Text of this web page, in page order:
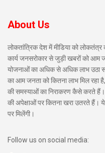
About Us
लोकतांत्रिक देश में मीडिया को लोकतंत्र
कार्य जनसरोकार से जुड़ी खबरों को आम
योजनाओं का अधिक से अधिक लाभ उठा
का आम जनता को कितना लाभ मिल
की समस्याओं का निराकरण कैसे करते
की अपेक्षाओं पर कितना खरा उतरते
पर मिलेंगी।
Follow us on social media: